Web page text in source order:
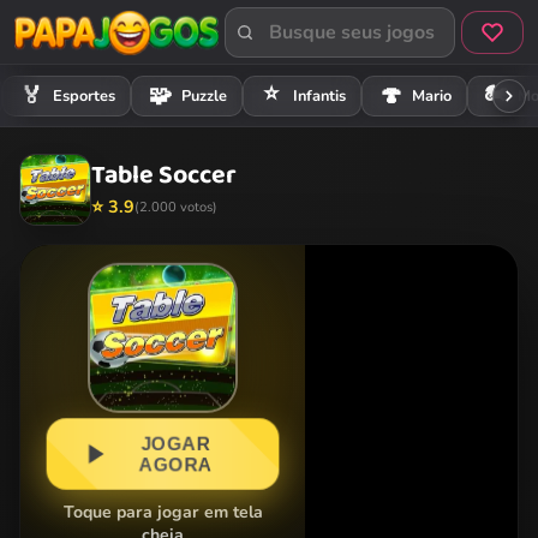
🏅 Esportes 🧩 Puzzle ⭐ Infantis 🍄 Mario 🏍️
Table Soccer
⭐ 3.9(2.000 votos)
JOGAR
AGORA
Toque para jogar em tela